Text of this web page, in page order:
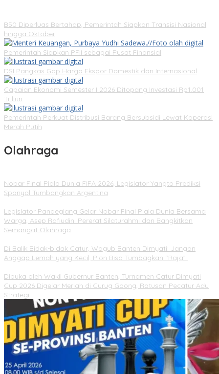
B50 Diperluas Bertahap, Pemerintah Siapkan Transisi Nasional
hingga Oktober
Pemerintah Siapkan PFII sebagai Pusat Finansial
DSI Pangkas Gap Harga Ekspor Domestik dan Internasional
Capaian Ekonomi Semester I 2026 Ditopang Investasi Rp1.001
Triliun
Pemerintah Perkuat Distribusi Barang Bersubsidi Lewat Koperasi
Merah Putih
Olahraga
Nobar Final Piala Dunia FIFA 2026, Legislator Yangto Prediksi
Spanyol Tumbangkan Argentina
Legislator Pandeglang Gelar Nobar Final Piala Dunia Bersama
Warga, Asep Rafiudin: Pererat Silaturahmi dan Bangkitkan
Semangat Olahraga
Di Balik Bidak-bidak Catur, Wagub Banten Dimyati: Jangan
Anggap Lemah yang Kecil, Pion Bisa Tumbagkan “Raja”
Dibuka oleh Wakil Gubernur Banten, Turnamen Catur Dimyati
Cup 2026 Digelar Meriah di Curug Goong, Ratusan Pecatur Adu
Strategi